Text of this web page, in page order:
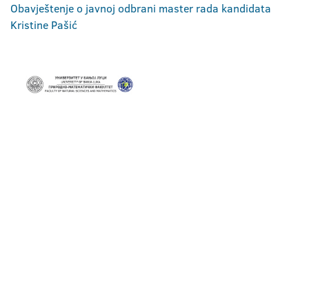
Obavještenje o javnoj odbrani master rada kandidata
Kristine Pašić